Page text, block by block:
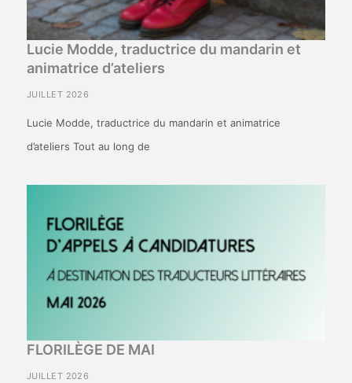
Lucie Modde, traductrice du mandarin et
animatrice d’ateliers
JUILLET 2026
Lucie Modde, traductrice du mandarin et animatrice
d’ateliers Tout au long de
FLORILÈGE DE MAI
JUILLET 2026